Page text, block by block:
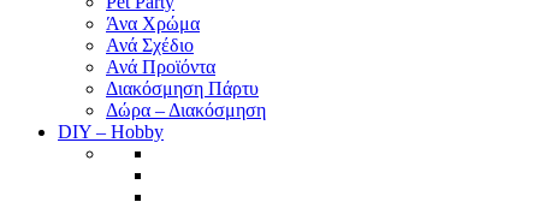
Άνα Χρώμα
Ανά Σχέδιο
Ανά Προϊόντα
Διακόσμηση Πάρτυ
Δώρα – Διακόσμηση
DIY – Hobby